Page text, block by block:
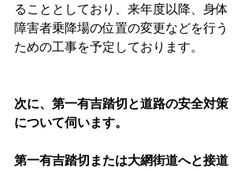
ることとしており、来年度以降、身体
障害者乗降場の位置の変更などを行う
ための工事を予定しております。
次に、第一有吉踏切と道路の安全対策
について伺います。
第一有吉踏切または大網街道へと接道